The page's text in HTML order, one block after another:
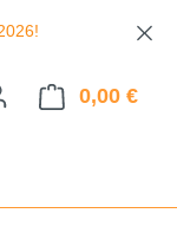
0,00 €